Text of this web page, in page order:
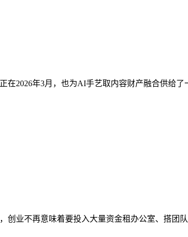
2026年3月，也为AI手艺取内容财产融合供给了
创业不再意味着要投入大量资金租办公室、搭团